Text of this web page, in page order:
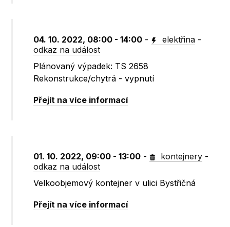
04. 10. 2022, 08:00 - 14:00 - elektřina -
odkaz na událost
Plánovaný výpadek: TS 2658
Rekonstrukce/chytrá - vypnutí
Přejít na více informací
01. 10. 2022, 09:00 - 13:00 - kontejnery -
odkaz na událost
Velkoobjemový kontejner v ulici Bystřičná
Přejít na více informací